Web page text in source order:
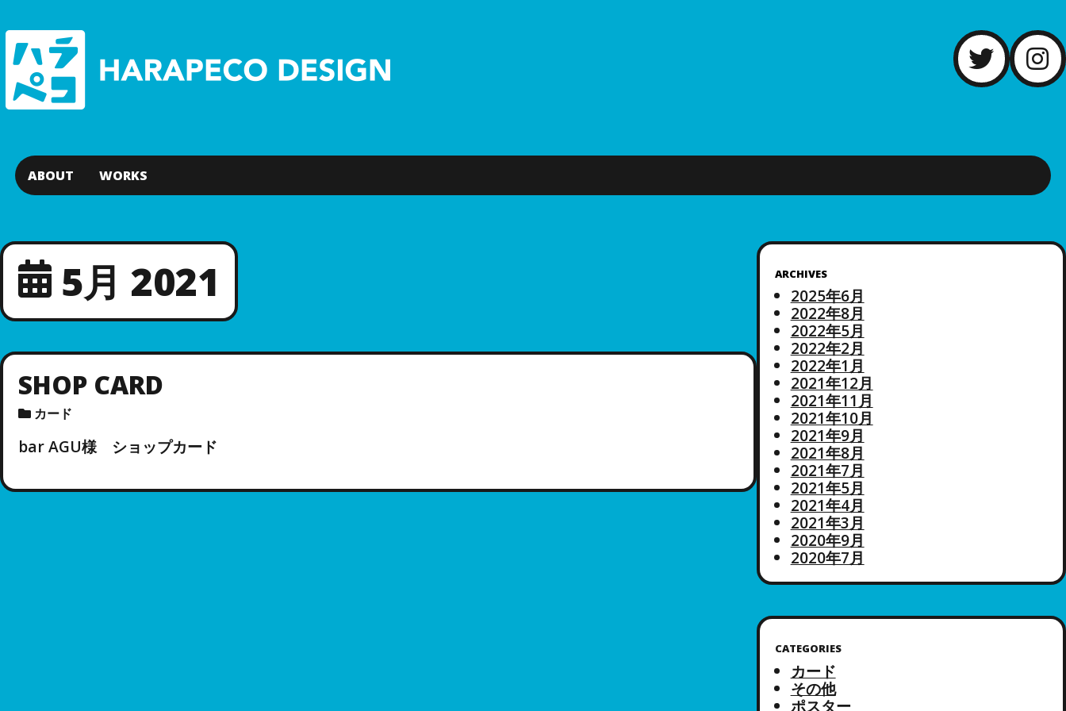
ABOUT WORKS
5月 2021
SHOP CARD
カード
bar AGU様 ショップカード
ARCHIVES
2025年6月
2022年8月
2022年5月
2022年2月
2022年1月
2021年12月
2021年11月
2021年10月
2021年9月
2021年8月
2021年7月
2021年5月
2021年4月
2021年3月
2020年9月
2020年7月
CATEGORIES
カード
その他
ポスター